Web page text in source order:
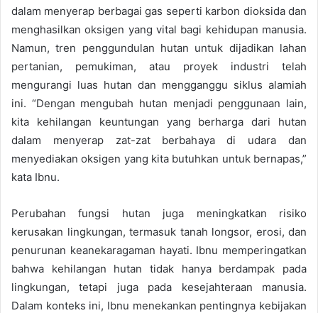
dalam menyerap berbagai gas seperti karbon dioksida dan
menghasilkan oksigen yang vital bagi kehidupan manusia.
Namun, tren penggundulan hutan untuk dijadikan lahan
pertanian, pemukiman, atau proyek industri telah
mengurangi luas hutan dan mengganggu siklus alamiah
ini. “Dengan mengubah hutan menjadi penggunaan lain,
kita kehilangan keuntungan yang berharga dari hutan
dalam menyerap zat-zat berbahaya di udara dan
menyediakan oksigen yang kita butuhkan untuk bernapas,”
kata Ibnu.
Perubahan fungsi hutan juga meningkatkan risiko
kerusakan lingkungan, termasuk tanah longsor, erosi, dan
penurunan keanekaragaman hayati. Ibnu memperingatkan
bahwa kehilangan hutan tidak hanya berdampak pada
lingkungan, tetapi juga pada kesejahteraan manusia.
Dalam konteks ini, Ibnu menekankan pentingnya kebijakan